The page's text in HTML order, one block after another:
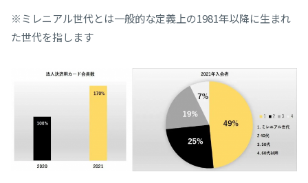
※ミレニアル世代とは一般的な定義上の1981年以降に生まれ
た世代を指します